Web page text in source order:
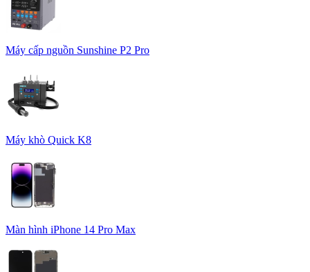
Máy cấp nguồn Sunshine P2 Pro
Máy khò Quick K8
Màn hình iPhone 14 Pro Max